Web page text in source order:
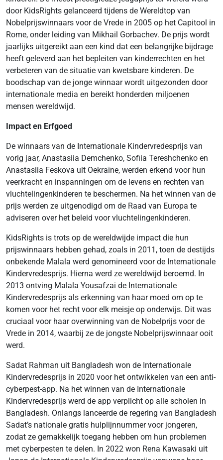
door KidsRights gelanceerd tijdens de Wereldtop van
Nobelprijswinnaars voor de Vrede in 2005 op het Capitool in
Rome, onder leiding van Mikhail Gorbachev. De prijs wordt
jaarlijks uitgereikt aan een kind dat een belangrijke bijdrage
heeft geleverd aan het bepleiten van kinderrechten en het
verbeteren van de situatie van kwetsbare kinderen. De
boodschap van de jonge winnaar wordt uitgezonden door
internationale media en bereikt honderden miljoenen
mensen wereldwijd.
Impact en Erfgoed
De winnaars van de Internationale Kindervredesprijs van
vorig jaar, Anastasiia Demchenko, Sofiia Tereshchenko en
Anastasiia Feskova uit Oekraïne, werden erkend voor hun
veerkracht en inspanningen om de levens en rechten van
vluchtelingenkinderen te beschermen. Na het winnen van de
prijs werden ze uitgenodigd om de Raad van Europa te
adviseren over het beleid voor vluchtelingenkinderen.
KidsRights is trots op de wereldwijde impact die hun
prijswinnaars hebben gehad, zoals in 2011, toen de destijds
onbekende Malala werd genomineerd voor de Internationale
Kindervredesprijs. Hierna werd ze wereldwijd beroemd. In
2013 ontving Malala Yousafzai de Internationale
Kindervredesprijs als erkenning van haar moed om op te
komen voor het recht voor elk meisje op onderwijs. Dit was
cruciaal voor haar overwinning van de Nobelprijs voor de
Vrede in 2014, waarbij ze de jongste Nobelprijswinnaar ooit
werd.
Sadat Rahman uit Bangladesh won de Internationale
Kindervredesprijs in 2020 voor het ontwikkelen van een anti-
cyberpest-app. Na het winnen van de Internationale
Kindervredesprijs werd de app verplicht op alle scholen in
Bangladesh. Onlangs lanceerde de regering van Bangladesh
Sadat’s nationale gratis hulplijnnummer voor jongeren,
zodat ze gemakkelijk toegang hebben om hun problemen
met cyberpesten te delen. In 2022 won Rena Kawasaki uit